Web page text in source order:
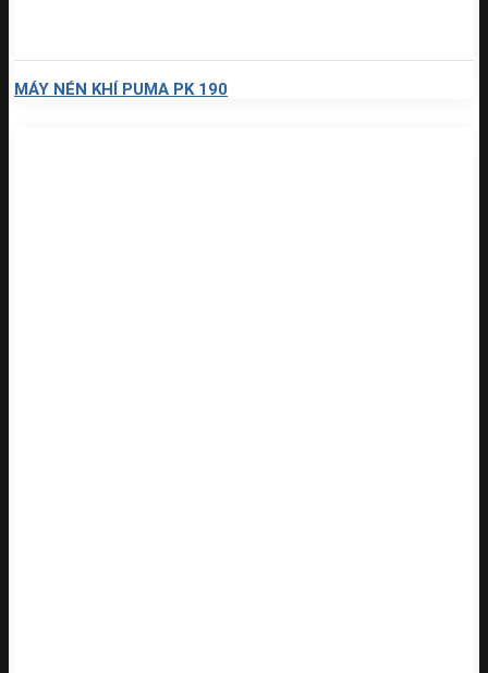
MÁY NÉN KHÍ PUMA PK 190